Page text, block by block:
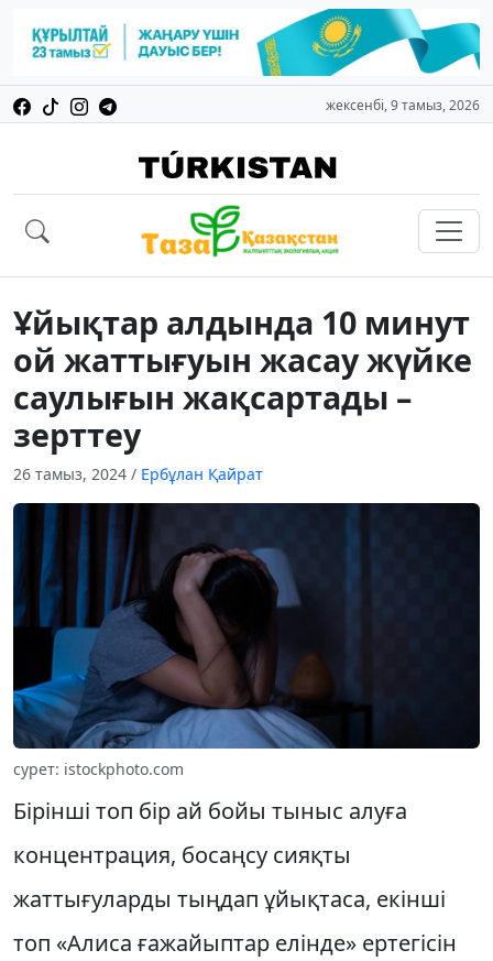
жексенбі, 9 тамыз, 2026
Ұйықтар алдында 10 минут
ой жаттығуын жасау жүйке
саулығын жақсартады –
зерттеу
26 тамыз, 2024 / Ербұлан Қайрат
сурет: istockphoto.com
Бірінші топ бір ай бойы тыныс алуға
концентрация, босаңсу сияқты
жаттығуларды тыңдап ұйықтаса, екінші
топ «Алиса ғажайыптар елінде» ертегісін